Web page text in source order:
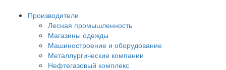
Производители
Лесная промышленность
Магазины одежды
Машиностроение и оборудование
Металлургические компании
Нефтегазовый комплекс